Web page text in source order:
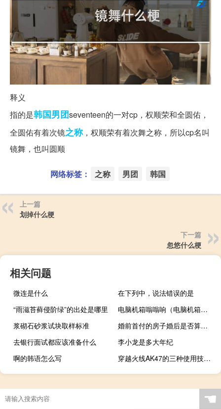
释义
指的是韩国男团seventeen的一对cp，权顺荣和全圆佑，
全圆佑有着次镜之称，权顺荣有着次舞之称，所以cp名叫
镜舞，也叫圆顺‌‌‌‌‌‌‌‌‌
网络标签： 之称 男团 韩国
上一篇
划掉什么梗
下一篇
忽悠什么梗
相关问题
微连是什么
在下列中，说法错误的是
“雨滋苔藓侵阶绿”的出处是哪里
电脑机箱嗡嗡响（电脑机箱嗡嗡响）
浆砌石砂浆试块取样标准
婚前首付的房子婚后是否算共同财产
去银行面试都应该准备什么
李小龙是多大年纪
啊的韩语怎么写
穿越火线AK47的三种使用技巧（穿越火线AK47如何使用 cfAK47有哪些特色）
☚